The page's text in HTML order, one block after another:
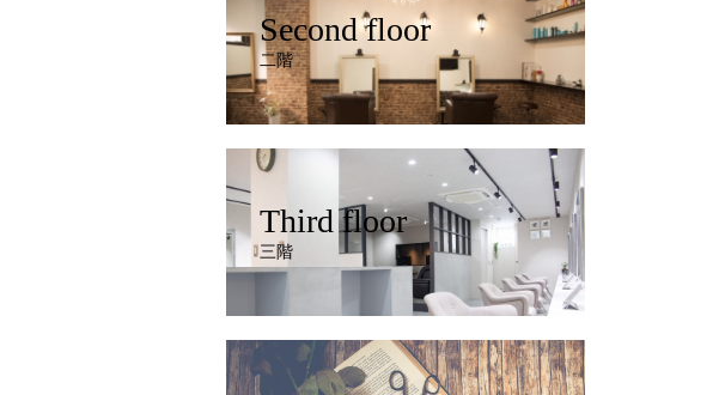
Second floor
二階
Third floor
三階